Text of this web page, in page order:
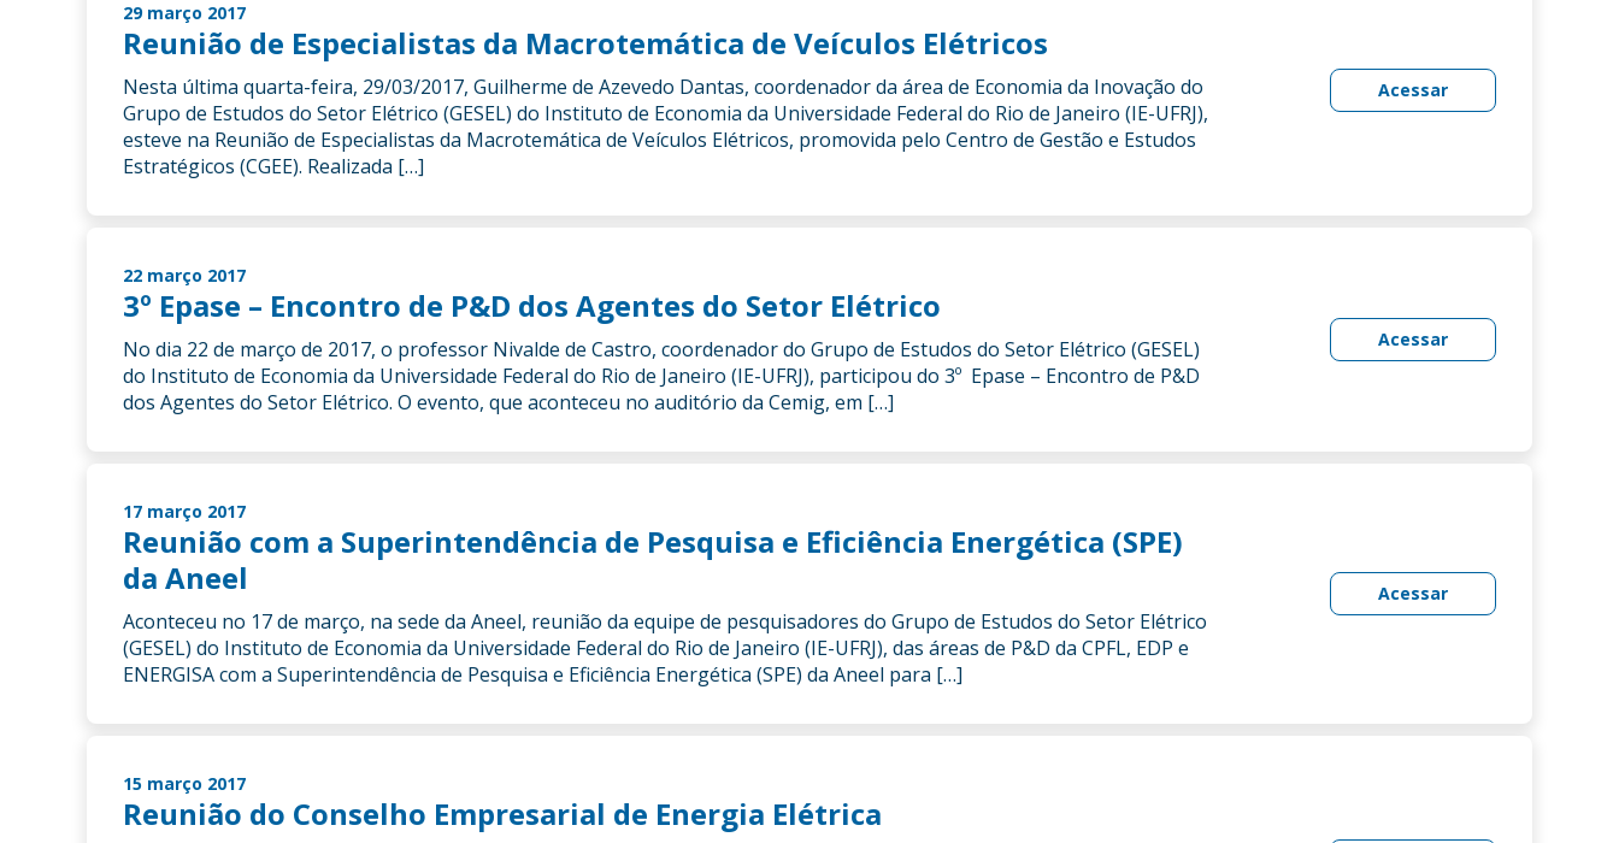
29 março 2017
Reunião de Especialistas da Macrotemática de Veículos Elétricos
Nesta última quarta-feira, 29/03/2017, Guilherme de Azevedo Dantas, coordenador da área de Economia da Inovação do
Grupo de Estudos do Setor Elétrico (GESEL) do Instituto de Economia da Universidade Federal do Rio de Janeiro (IE-UFRJ),
esteve na Reunião de Especialistas da Macrotemática de Veículos Elétricos, promovida pelo Centro de Gestão e Estudos
Estratégicos (CGEE). Realizada […]
Acessar
22 março 2017
3º Epase – Encontro de P&D dos Agentes do Setor Elétrico
No dia 22 de março de 2017, o professor Nivalde de Castro, coordenador do Grupo de Estudos do Setor Elétrico (GESEL)
do Instituto de Economia da Universidade Federal do Rio de Janeiro (IE-UFRJ), participou do 3º Epase – Encontro de P&D
dos Agentes do Setor Elétrico. O evento, que aconteceu no auditório da Cemig, em […]
Acessar
17 março 2017
Reunião com a Superintendência de Pesquisa e Eficiência Energética (SPE)
da Aneel
Aconteceu no 17 de março, na sede da Aneel, reunião da equipe de pesquisadores do Grupo de Estudos do Setor Elétrico
(GESEL) do Instituto de Economia da Universidade Federal do Rio de Janeiro (IE-UFRJ), das áreas de P&D da CPFL, EDP e
ENERGISA com a Superintendência de Pesquisa e Eficiência Energética (SPE) da Aneel para […]
Acessar
15 março 2017
Reunião do Conselho Empresarial de Energia Elétrica